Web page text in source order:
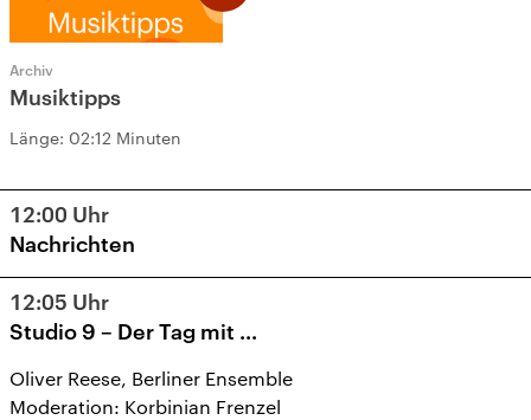
Archiv
Musiktipps
Länge: 02:12 Minuten
12:00 Uhr
Nachrichten
12:05 Uhr
Studio 9 – Der Tag mit ...
Oliver Reese, Berliner Ensemble
Moderation: Korbinian Frenzel